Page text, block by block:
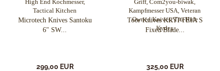
Microtech Knives Santoku
6" SW...
299,00 EUR
Toor Knives KRYPTEIA S
Fixed Blade...
325,00 EUR